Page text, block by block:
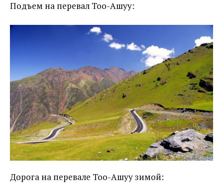
Подъем на перевал Тоо-Ашуу:
Дорога на перевале Тоо-Ашуу зимой: